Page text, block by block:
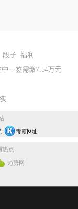
段子 福利
一签需缴7.54万元
脚踩卫生堪忧
毒霸网址
热点
趋势网